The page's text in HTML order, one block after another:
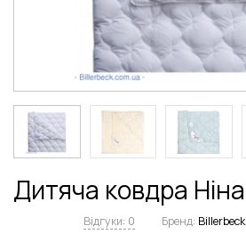
Дитяча ковдра Ніна
Відгуки: 0 Бренд: Billerbeck